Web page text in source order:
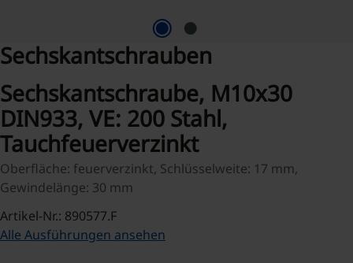
Sechskantschrauben
Sechskantschraube, M10x30
DIN933, VE: 200 Stahl,
Tauchfeuerverzinkt
Oberfläche: feuerverzinkt, Schlüsselweite: 17 mm,
Gewindelänge: 30 mm
Artikel-Nr.: 890577.F
Alle Ausführungen ansehen